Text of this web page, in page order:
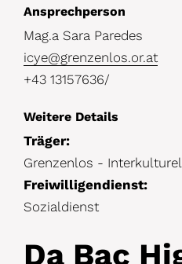
i
l
s
Ansprechperson
Mag.a Sara Paredes
icye@grenzenlos.or.at
+43 13157636/
Weitere Details
Träger:
Grenzenlos -
Freiwilligendienst:
Sozialdienst
Da Bac